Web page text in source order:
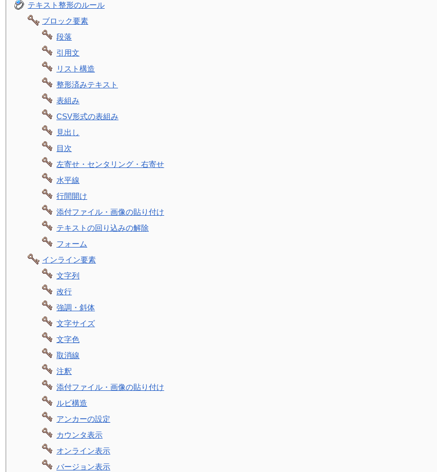
テキスト整形のルール
ブロック要素
段落
引用文
リスト構造
整形済みテキスト
表組み
CSV形式の表組み
見出し
目次
左寄せ・センタリング・右寄せ
水平線
行間開け
添付ファイル・画像の貼り付け
テキストの回り込みの解除
フォーム
インライン要素
文字列
改行
強調・斜体
文字サイズ
文字色
取消線
注釈
添付ファイル・画像の貼り付け
ルビ構造
アンカーの設定
カウンタ表示
オンライン表示
バージョン表示